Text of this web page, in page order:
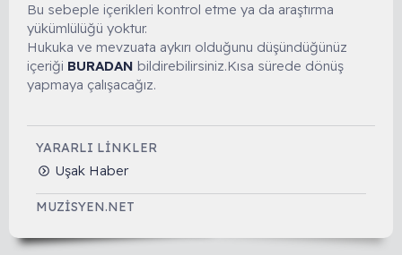
Bu sebeple içerikleri kontrol etme ya da araştırma
yükümlülüğü yoktur.
Hukuka ve mevzuata aykırı olduğunu düşündüğünüz
içeriği BURADAN bildirebilirsiniz.Kısa sürede dönüş
yapmaya çalışacağız.
YARARLI LINKLER
Uşak Haber
MUZISYEN.NET